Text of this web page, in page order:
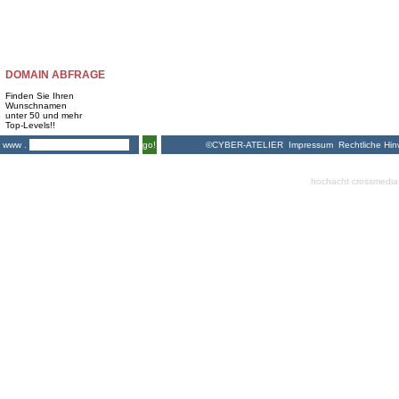
DOMAIN ABFRAGE
Finden Sie Ihren
Wunschnamen
unter 50 und mehr
Top-Levels!!
www .
go! ©CYBER-ATELIER Impressum Rechtliche
hochacht crossmedia